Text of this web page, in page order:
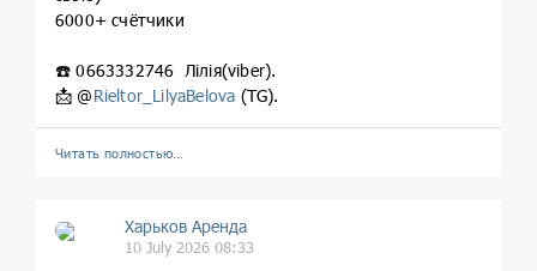
6000+ счётчики
☎️ 0663332746 Лілія(viber).
📩 @Rieltor_LilyaBelova (TG).
Читать полностью…
Харьков Аренда
10 July 2026 08:33